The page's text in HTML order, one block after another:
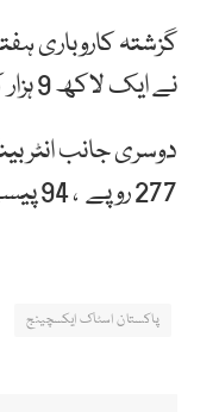
گزشتہ کاروباری
نے ایک لاکھ 9 ہزار کی حد عبور کر لی تھی۔
277 روپے ، 94 پیسے پر آ گئی ہے۔
پاکستان اسٹاک ایکسچینج